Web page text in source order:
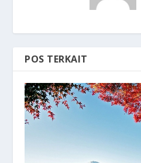
POS TERKAIT